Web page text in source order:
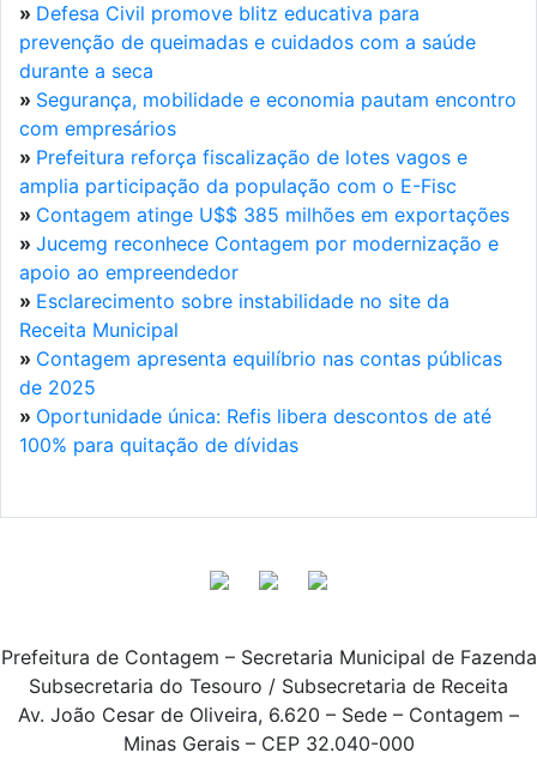
» Defesa Civil promove blitz educativa para
prevenção de queimadas e cuidados com a saúde
durante a seca
» Segurança, mobilidade e economia pautam encontro
com empresários
» Prefeitura reforça fiscalização de lotes vagos e
amplia participação da população com o E-Fisc
» Contagem atinge U$$ 385 milhões em exportações
» Jucemg reconhece Contagem por modernização e
apoio ao empreendedor
» Esclarecimento sobre instabilidade no site da
Receita Municipal
» Contagem apresenta equilíbrio nas contas públicas
de 2025
» Oportunidade única: Refis libera descontos de até
100% para quitação de dívidas
Prefeitura de Contagem – Secretaria Municipal de Fazenda
Subsecretaria do Tesouro / Subsecretaria de Receita
Av. João Cesar de Oliveira, 6.620 – Sede – Contagem –
Minas Gerais – CEP 32.040-000